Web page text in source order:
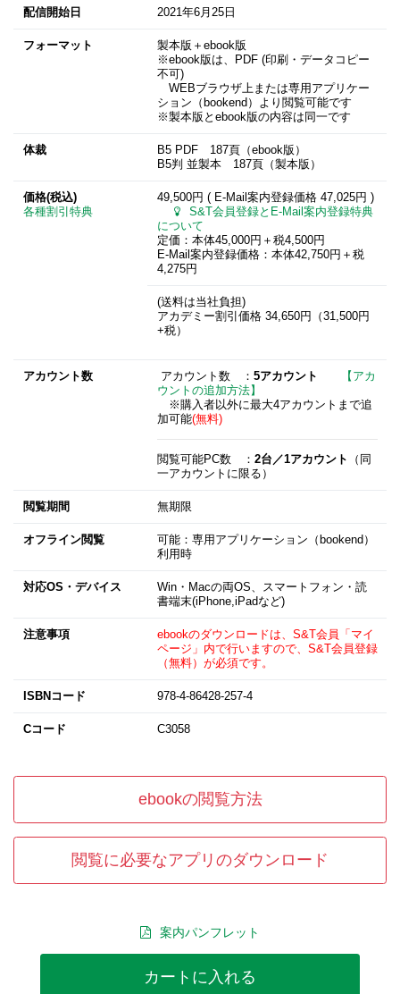
配信開始日 2021年6月25日
フォーマット
製本版＋ebook版
※ebook版は、PDF (印刷・データコピー
不可)
WEBブラウザ上または専用アプリケー
ション（bookend）より閲覧可能です
※製本版とebook版の内容は同一です
体裁
B5 PDF 187頁（ebook版）
B5判 並製本 187頁（製本版）
価格(税込)
各種割引特典
49,500円 ( E-Mail案内登録価格 47,025円 )
S&T会員登録とE-Mail案内登録特典
について
定価：本体45,000円＋税4,500円
E-Mail案内登録価格：本体42,750円＋税
4,275円
(送料は当社負担)
アカデミー割引価格 34,650円（31,500円
+税）
アカウント数 アカウント数 ： 5アカウント
【アカ
ウントの追加方法】
※購入者以外に最大4アカウントまで追
加可能(無料)
閲覧可能PC数 ： 2台／1アカウント
（同
一アカウントに限る）
閲覧期間 無期限
オフライン閲覧
可能：専用アプリケーション（bookend）
利用時
対応OS・デバイス
Win・Macの両OS、スマートフォン・読
書端末(iPhone,iPadなど)
注意事項
ebookのダウンロードは、S&T会員「マイ
ページ」内で行いますので、S&T会員登録
（無料）が必須です。
ISBNコード 978-4-86428-257-4
Cコード C3058
ebookの閲覧方法
閲覧に必要なアプリのダウンロード
案内パンフレット
カートに入れる